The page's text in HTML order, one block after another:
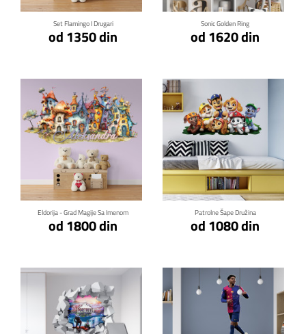
Set Flamingo I Drugari
od 1350 din
Sonic Golden Ring
od 1620 din
Eldorija - Grad Magije Sa Imenom
od 1800 din
Klikni za detalje
Patrolne Šape Družina
od 1080 din
Klikni za detalje